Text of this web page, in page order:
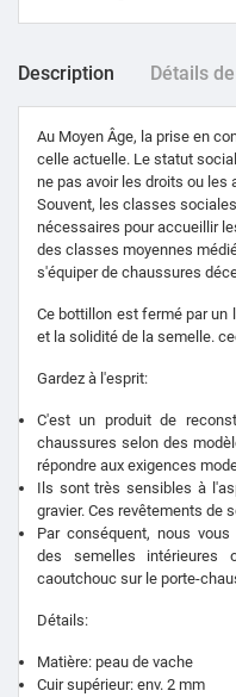
Description Détails
Au Moyen Âge, la prise en
celle actuelle. Le statut
ne pas avoir les droits ou les
Souvent, les classes
nécessaires pour accueillir
des classes moyennes
s'équiper de chaussures
Ce bottillon est fermé par un
et la solidité de la semelle.
Gardez à l'esprit:
C'est un produit de
chaussures selon des
répondre aux exigences
Ils sont très sensibles à
gravier. Ces revêtements de
Par conséquent, nous
des semelles
caoutchouc sur le porte-
Détails:
Matière: peau de vache
Cuir supérieur: env. 2 mm